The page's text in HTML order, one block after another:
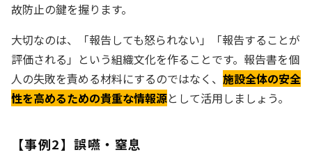
故防止の鍵を握ります。
大切なのは、「報告しても怒られない」「報告することが
評価される」という組織文化を作ることです。報告書を個
人の失敗を責める材料にするのではなく、 施設全体の安全
性を高めるための貴重な情報源として活用しましょう。
【事例2】誤嚥・窒息